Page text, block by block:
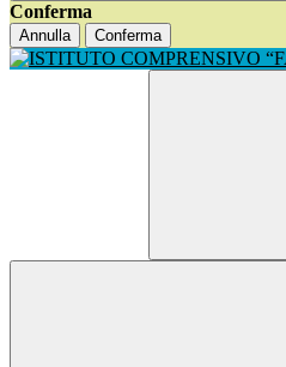
Conferma
Annulla Conferma